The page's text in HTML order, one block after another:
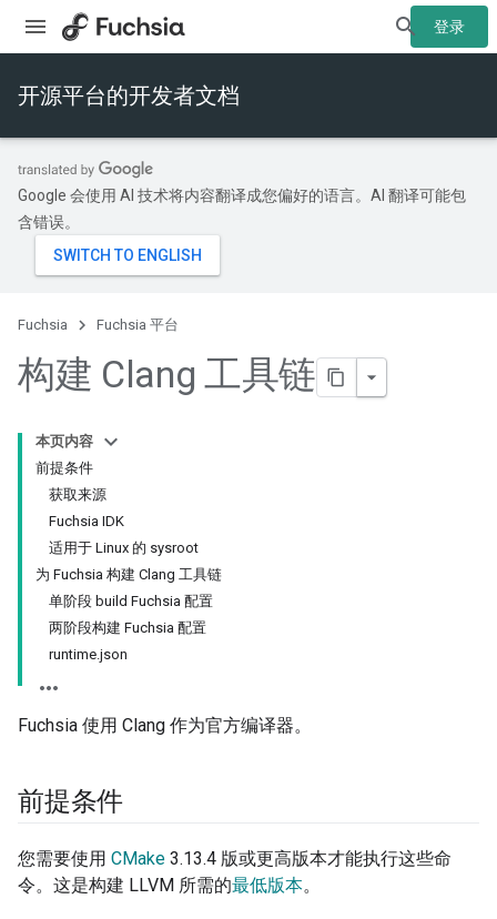
登录
开源平台的开发者文档
Google 会使用 AI 技术将内容翻译成您偏好的语言。AI 翻译可能包
含错误。
Fuchsia Fuchsia 平台
构建 Clang 工具链
本页内容
前提条件
获取来源
Fuchsia IDK
适用于 Linux 的 sysroot
为 Fuchsia 构建 Clang 工具链
单阶段 build Fuchsia 配置
两阶段构建 Fuchsia 配置
runtime.json
Fuchsia 使用 Clang 作为官方编译器。
前提条件
您需要使用 CMake 3.13.4 版或更高版本才能执行这些命
令。这是构建 LLVM 所需的最低版本。